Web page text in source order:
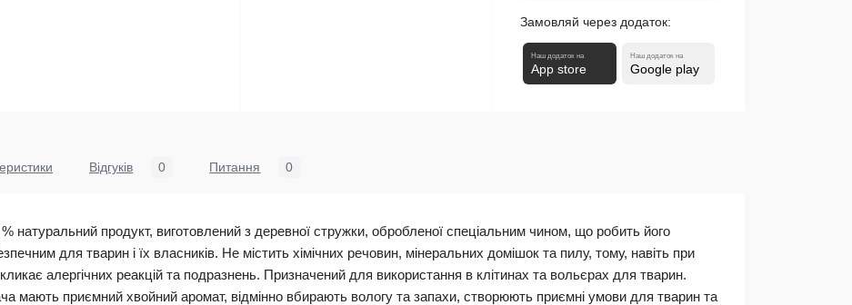
Замовляй через додаток:
Наш додаток на
App store
Наш додаток на
Google play
Відгуків 0 Питання 0
натуральний продукт, виготовлений з деревної стружки, обробленої спеціальним чином, що робить його
для тварин і їх власників. Не містить хімічних речовин, мінеральних домішок та пилу, тому, навіть при
алергічних реакцій та подразнень. Призначений для використання в клітинах та вольєрах для тварин.
мають приємний хвойний аромат, відмінно вбирають вологу та запахи, створюють приємні умови для тварин та